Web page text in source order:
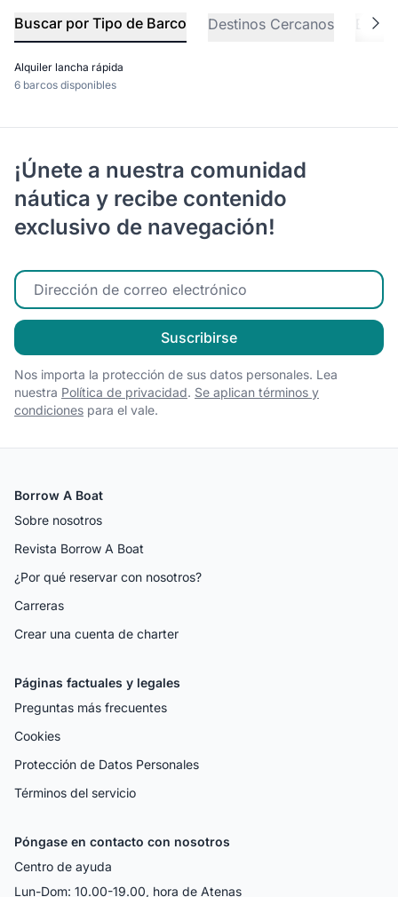
Buscar por Tipo de Barco Destinos Cercanos
Alquiler lancha rápida
6 barcos disponibles
¡Únete a nuestra comunidad
náutica y recibe contenido
exclusivo de navegación!
Ingrese su correo electrónico
Suscribirse
Nos importa la protección de sus datos personales. Lea
nuestra Política de privacidad. Se aplican términos y
condiciones para el vale.
Borrow A Boat
Sobre nosotros
Revista Borrow A Boat
¿Por qué reservar con nosotros?
Carreras
Crear una cuenta de charter
Páginas factuales y legales
Preguntas más frecuentes
Cookies
Protección de Datos Personales
Términos del servicio
Póngase en contacto con nosotros
Centro de ayuda
Lun-Dom: 10.00-19.00, hora de Atenas